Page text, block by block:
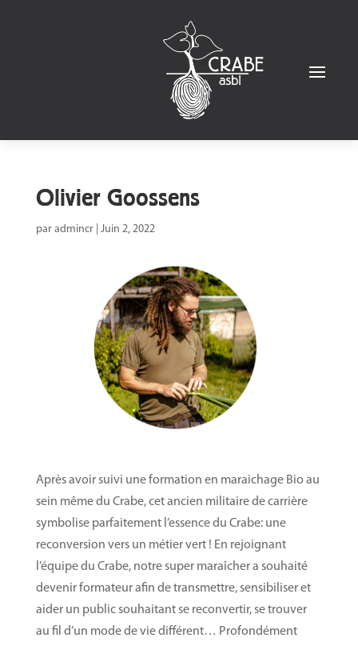
Olivier Goossens
par admincr| Juin 2, 2022
Après avoir suivi une formation en maraichage Bio au
sein même du Crabe, cet ancien militaire de carrière
symbolise parfaitement l’essence du Crabe: une
reconversion vers un métier vert ! En rejoignant
l’équipe du Crabe, notre super maraîcher a souhaité
devenir formateur afin de transmettre, sensibiliser et
aider un public souhaitant se reconvertir, se trouver
au fil d’un mode de vie différent… Profondément